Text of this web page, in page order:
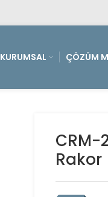
KURUMSAL ÇÖZÜM
CRM-
Rakor